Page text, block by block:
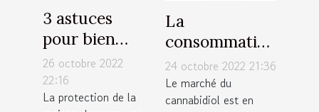
3 astuces
pour bien
protéger
votre maison
26 octobre 2022
22:16
La protection de la
La
consommation
de CBD Full
Spectrum
24 octobre 2022 21:36
Le marché du
cannabidiol est en